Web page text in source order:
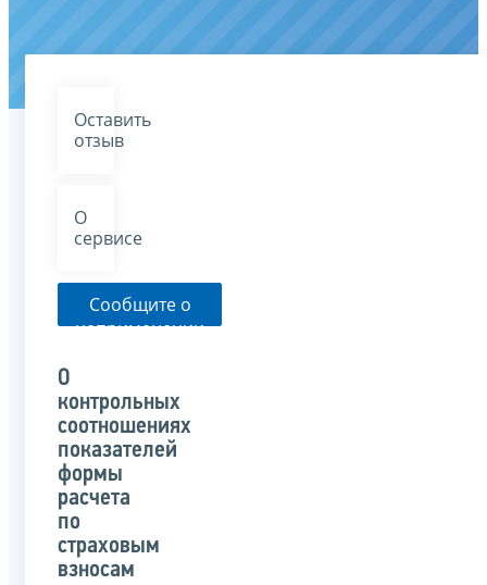
Оставить
отзыв
О
сервисе
Сообщите о
неприменении
указанного
письма
О
контрольных
соотношениях
показателей
формы
расчета
по
страховым
взносам